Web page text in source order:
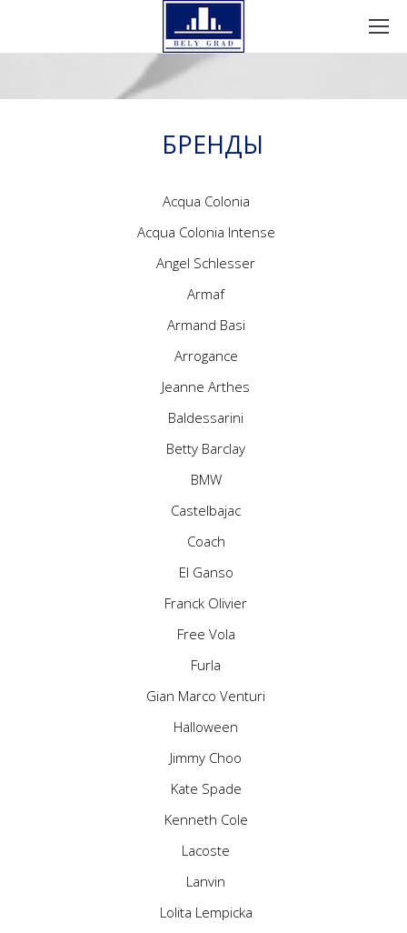
БРЕНДЫ
Acqua Colonia
Acqua Colonia Intense
Angel Schlesser
Armaf
Armand Basi
Arrogance
Jeanne Arthes
Baldessarini
Betty Barclay
BMW
Castelbajac
Coach
El Ganso
Franck Olivier
Free Vola
Furla
Gian Marco Venturi
Halloween
Jimmy Choo
Kate Spade
Kenneth Cole
Lacoste
Lanvin
Lolita Lempicka